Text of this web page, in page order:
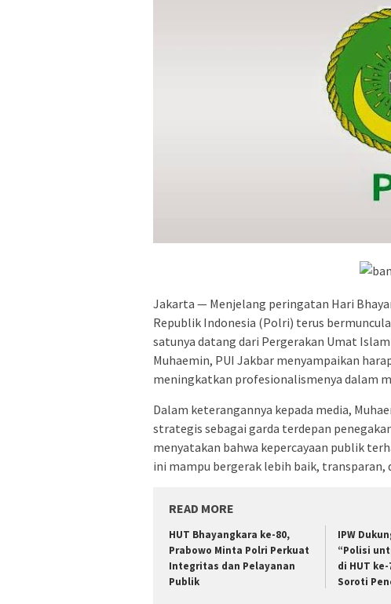
Jakarta — Menjelang peringatan Hari
Republik Indonesia (Polri) terus
satunya datang dari Pergerakan Umat
Muhaemin, PUI Jakbar menyampaikan
meningkatkan profesionalismenya dalam
Dalam keterangannya kepada media,
strategis sebagai garda terdepan
menyatakan bahwa kepercayaan publik
ini mampu bergerak lebih baik,
READ MORE
HUT Bhayangkara ke-80,
Prabowo Minta Polri Perkuat
Integritas dan Pelayanan
Publik
IPW
“Polisi
di HUT
Soroti